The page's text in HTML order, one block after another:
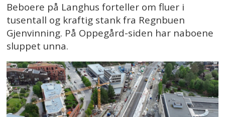
Beboere på Langhus forteller om fluer i
tusentall og kraftig stank fra Regnbuen
Gjenvinning. På Oppegård-siden har naboene
sluppet unna.